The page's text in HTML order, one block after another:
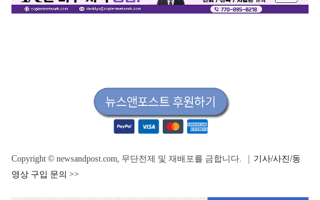
Copyright © newsandpost.com, 무단전제 및 재배포를 금합니다. | 기사/사진/동
영상 구입 문의 >>